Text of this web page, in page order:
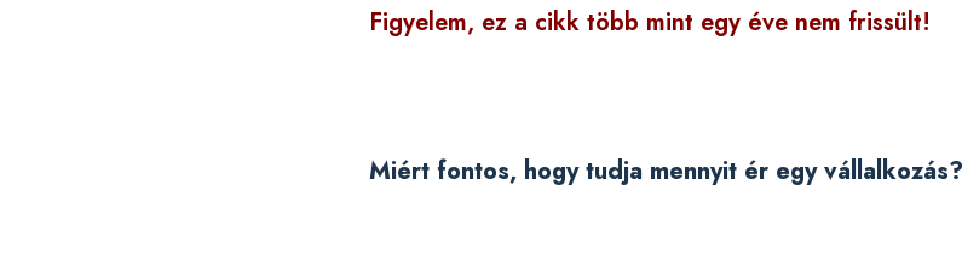
Figyelem, ez a cikk több mint egy éve nem frissült!
Miért fontos, hogy tudja mennyit ér egy vállalkozás?